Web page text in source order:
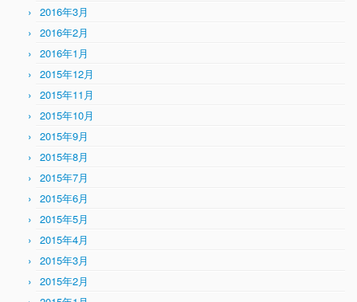
2016年3月
2016年2月
2016年1月
2015年12月
2015年11月
2015年10月
2015年9月
2015年8月
2015年7月
2015年6月
2015年5月
2015年4月
2015年3月
2015年2月